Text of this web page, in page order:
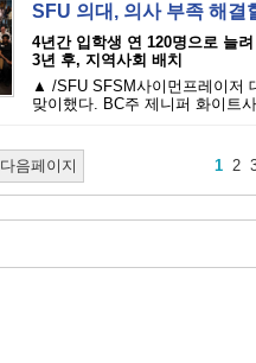
SFU 의대, 의사 부족 해
4년간 입학생 연 120명으로 늘려
3년 후, 지역사회 배치
▲ /SFU SFSM사이먼프레이저
맞이했다. BC주 제니퍼 화이트
다음페이지 1 2